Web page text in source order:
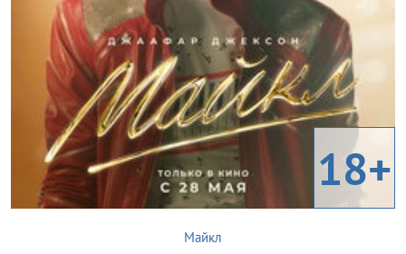
18+
Майкл